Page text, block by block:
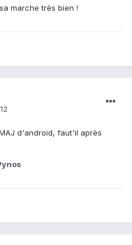
marche très bien !
d'android, faut'il après